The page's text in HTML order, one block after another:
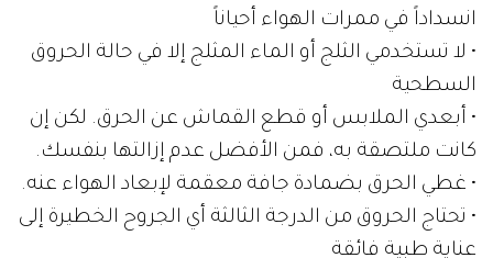
انسداداً في ممرات الهواء أحياناً
• لا تستخدمي الثلج أو الماء المثلج إلا في حالة الحروق
السطحية
• أبعدي الملابس أو قطع القماش عن الحرق. لكن إن
كانت ملتصقة به، فمن الأفضل عدم إزالتها بنفسك.
• غطي الحرق بضمادة جافة معقمة لإبعاد الهواء عنه.
• تحتاج الحروق من الدرجة الثالثة أي الجروح الخطيرة إلى
عناية طبية فائقة